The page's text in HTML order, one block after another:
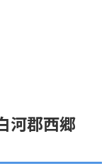
河郡西郷